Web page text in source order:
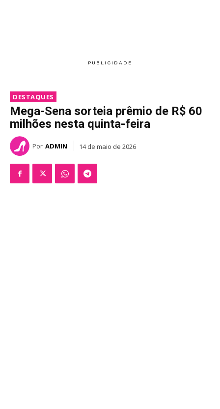
DESTAQUES
Mega-Sena sorteia prêmio de R$ 60
milhões nesta quinta-feira
Por ADMIN 14 de maio de 2026